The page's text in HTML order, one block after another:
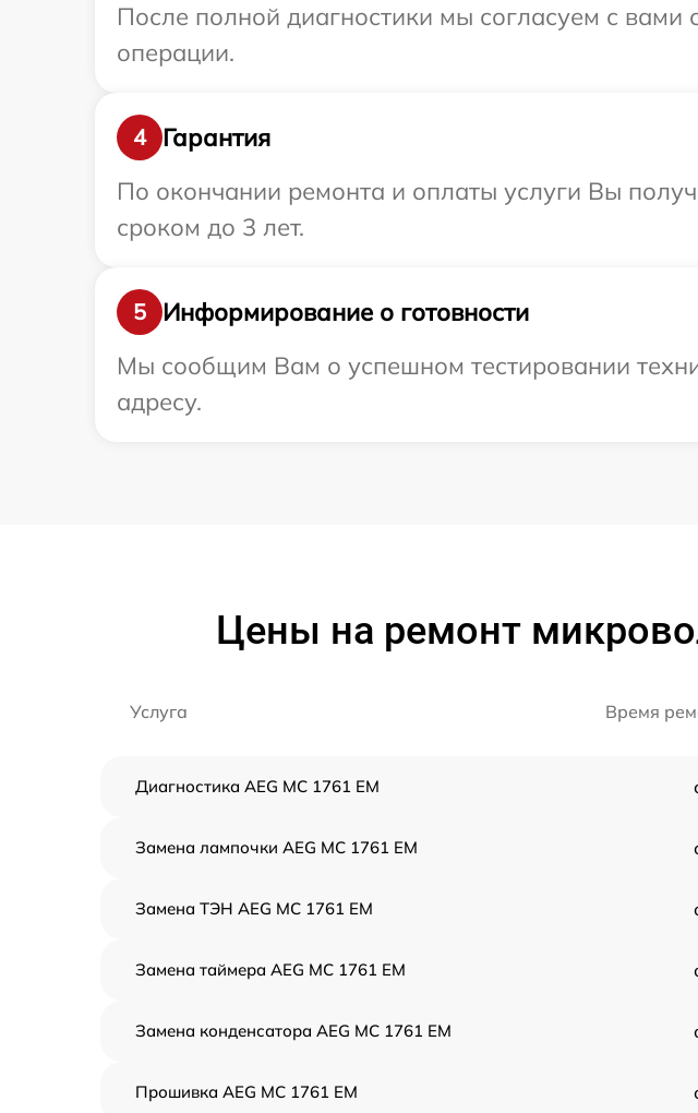
После полной диагностики мы согласуем с
операции.
4
Гарантия
По окончании ремонта и оплаты услуги Вы
сроком до 3 лет.
5
Информирование о готовности
Мы сообщим Вам о успешном тестировании
адресу.
Цены на ремонт
Услуга Время
Диагностика AEG MC 1761 EM
Замена лампочки AEG MC 1761 EM
Замена ТЭН AEG MC 1761 EM
Замена таймера AEG MC 1761 EM
Замена конденсатора AEG MC 1761 EM
Прошивка AEG MC 1761 EM